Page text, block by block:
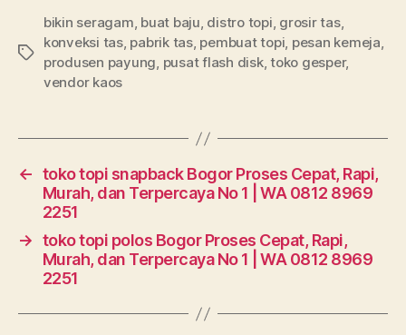
Tags
bikin seragam, buat baju, distro topi, grosir tas,
konveksi tas, pabrik tas, pembuat topi, pesan kemeja,
produsen payung, pusat flash disk,toko gesper,
vendor kaos
← toko topi snapback Bogor Proses Cepat, Rapi,
Murah, dan Terpercaya No 1 | WA 0812 8969
2251
→ toko topi polos Bogor Proses Cepat, Rapi,
Murah, dan Terpercaya No 1 | WA 0812 8969
2251